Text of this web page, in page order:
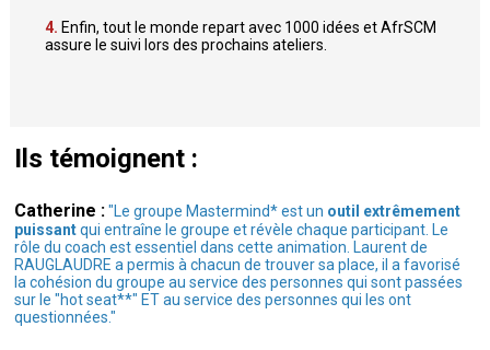
4. Enfin, tout le monde repart avec 1000 idées et AfrSCM
assure le suivi lors des prochains ateliers.
Ils témoignent :
Catherine :"Le groupe Mastermind* est un outil extrêmement
puissantqui entraîne le groupe et révèle chaque participant. Le
rôle du coach est essentiel dans cette animation. Laurent de
RAUGLAUDRE a permis à chacun de trouver sa place, il a favorisé
la cohésion du groupe au service des personnes qui sont passées
sur le "hot seat**" ET au service des personnes qui les ont
questionnées."